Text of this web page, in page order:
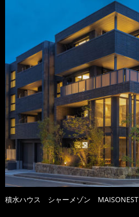
積水ハウス シャーメゾン MAISONEST